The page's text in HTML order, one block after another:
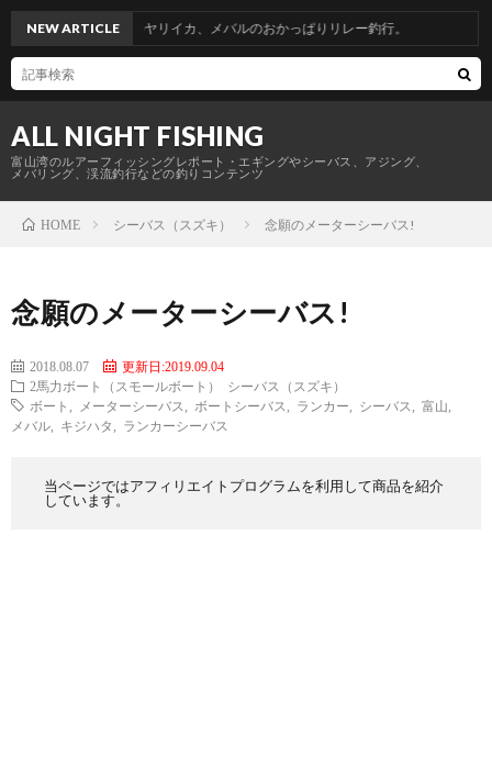
ALL NIGHT FISHING
富山湾のルアーフィッシングレポート・エギングやシーバス、アジング、
メバリング、渓流釣行などの釣りコンテンツ
NEW ARTICLE
物からのヤリイカ、メバルのおかっぱりリレー釣行。
HOME シーバス（スズキ） 念願のメーターシーバス!
念願のメーターシーバス!
2018.08.07
更新日:2019.09.04
2馬力ボート（スモールボート）
シーバス（スズキ）
ボート
メーターシーバス ボートシーバス ランカー シーバス 富山
メバル
キジハタ ランカーシーバス
当ページではアフィリエイトプログラムを利用して商品を紹介
しています。